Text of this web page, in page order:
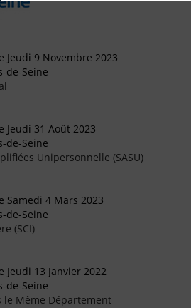
Jeudi 9 Novembre 2023
de-Seine
Jeudi 31 Août 2023
de-Seine
Unipersonnelle (SASU)
Samedi 4 Mars 2023
de-Seine
(SCI)
13 Janvier 2022
de-Seine
le Même Département